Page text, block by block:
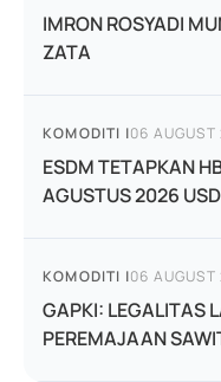
IMRON ROSYADI
ZATA
KOMODITI |06
ESDM TETAPKAN
AGUSTUS 2026
KOMODITI |06
GAPKI: LEGALITAS
PEREMAJAAN